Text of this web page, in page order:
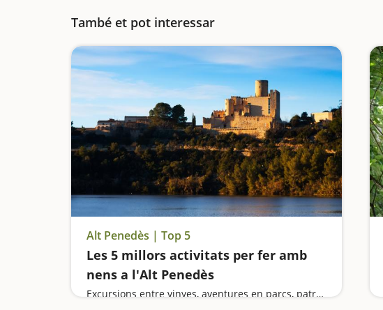
També et pot interessar
Alt Penedès | Top 5
Les 5 millors activitats per fer amb
nens a l'Alt Penedès
Excursions entre vinyes, aventures en parcs, patrimoni històric, miniatures de tot tipus i una gimcana per descobrir secrets ben guardats...